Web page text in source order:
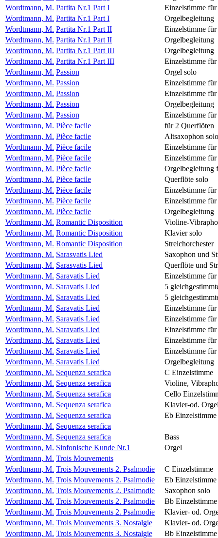
Wordtmann, M. Partita Nr.1 Part I
Einzelstimme
Wordtmann, M. Partita Nr.1 Part I
Orgelbegleitung
Wordtmann, M. Partita Nr.1 Part II
Einzelstimme
Wordtmann, M. Partita Nr.1 Part II
Orgelbegleitung
Wordtmann, M. Partita Nr.1 Part III
Orgelbegleitung
Wordtmann, M. Partita Nr.1 Part III
Einzelstimme
Wordtmann, M. Passion
Orgel solo
Wordtmann, M. Passion
Einzelstimme
Wordtmann, M. Passion
Einzelstimme
Wordtmann, M. Passion
Orgelbegleitung
Wordtmann, M. Passion
Einzelstimme
Wordtmann, M. Pièce facile
für 2 Querflöten
Wordtmann, M. Pièce facile
Altsaxophon solo
Wordtmann, M. Pièce facile
Einzelstimme für
Wordtmann, M. Pièce facile
Einzelstimme
Wordtmann, M. Pièce facile
Orgelbegleitung
Wordtmann, M. Pièce facile
Querflöte solo
Wordtmann, M. Pièce facile
Einzelstimme
Wordtmann, M. Pièce facile
Einzelstimme
Wordtmann, M. Pièce facile
Orgelbegleitung
Wordtmann, M. Romantic Disposition
Violine-
Wordtmann, M. Romantic Disposition
Klavier solo
Wordtmann, M. Romantic Disposition
Streichorchester
Wordtmann, M. Sarasvatis Lied
Saxophon und
Wordtmann, M. Sarasvatis Lied
Querflöte und
Wordtmann, M. Saravatis Lied
Einzelstimme
Wordtmann, M. Saravatis Lied
5
Wordtmann, M. Saravatis Lied
5
Wordtmann, M. Saravatis Lied
Einzelstimme
Wordtmann, M. Saravatis Lied
Einzelstimme
Wordtmann, M. Saravatis Lied
Einzelstimme für
Wordtmann, M. Saravatis Lied
Einzelstimme
Wordtmann, M. Saravatis Lied
Einzelstimme
Wordtmann, M. Saravatis Lied
Orgelbegleitung
Wordtmann, M. Sequenza serafica
C Einzelstimme
Wordtmann, M. Sequenza serafica
Violine,
Wordtmann, M. Sequenza serafica
Cello
Wordtmann, M. Sequenza serafica
Klavier-od.
Wordtmann, M. Sequenza serafica
Eb Einzelstimme
Wordtmann, M. Sequenza serafica
Wordtmann, M. Sequenza serafica
Bass
Wordtmann, M. Sinfonische Kunde Nr.1
Orgel
Wordtmann, M. Trois Mouvements
Wordtmann, M. Trois Mouvements 2. Psalmodie
C Einzelstimme
Wordtmann, M. Trois Mouvements 2. Psalmodie
Eb Einzelstimme
Wordtmann, M. Trois Mouvements 2. Psalmodie
Saxophon solo
Wordtmann, M. Trois Mouvements 2. Psalmodie
Bb Einzelstimme
Wordtmann, M. Trois Mouvements 2. Psalmodie
Klavier- od.
Wordtmann, M. Trois Mouvements 3. Nostalgie
Klavier- od.
Wordtmann, M. Trois Mouvements 3. Nostalgie
Bb Einzelstimme